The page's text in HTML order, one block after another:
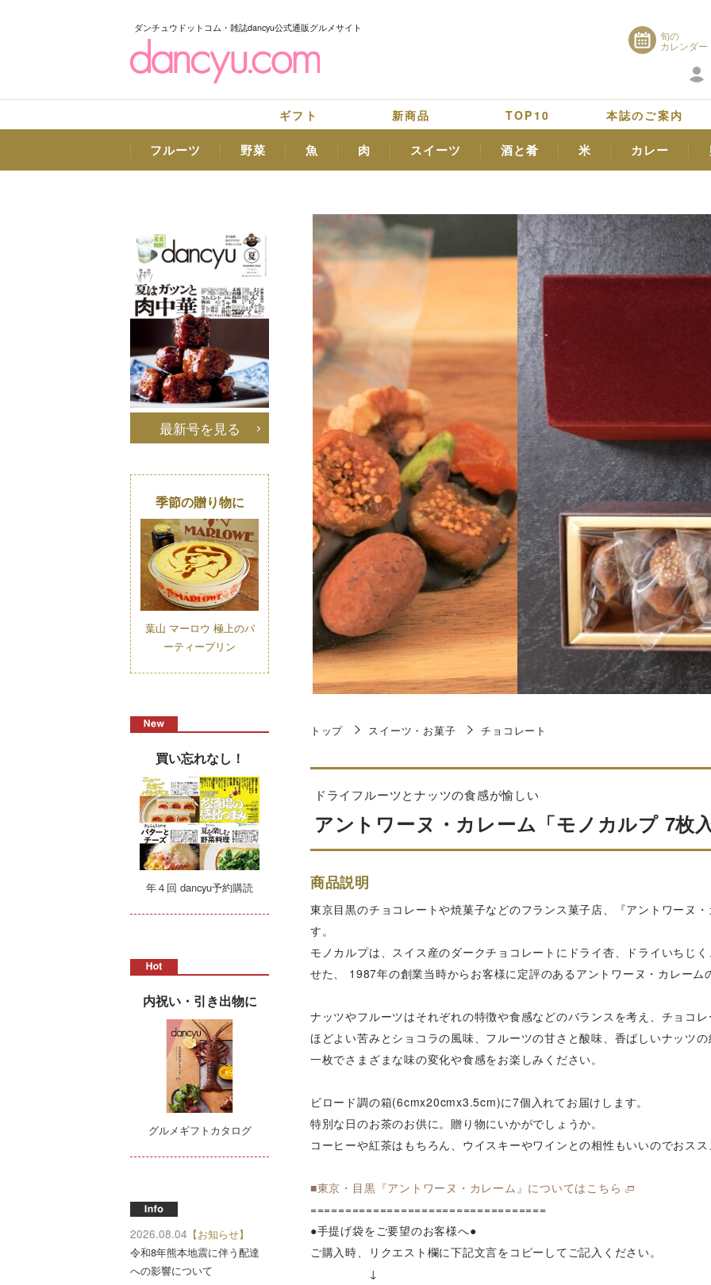
ダンチュウドットコム・雑誌dancyu公式通販グルメサイト
旬の
カレンダー
ギフト 新商品 TOP10 本誌のご案内
フルーツ 野菜 魚 肉 スイーツ 酒と肴 米 カレー
トップ スイーツ・お菓子 チョコレート
ドライフルーツとナッツの食感が愉しい
アントワーヌ・カレーム「モノカルプ 7枚
商品説明
東京目黒のチョコレートや焼菓子などのフランス菓子店、『アントワーヌ
す。
モノカルプは、スイス産のダークチョコレートにドライ杏、ドライいちじ
せた、 1987年の創業当時からお客様に定評のあるアントワーヌ・カレーム
ナッツやフルーツはそれぞれの特徴や食感などのバランスを考え、チョコ
ほどよい苦みとショコラの風味、フルーツの甘さと酸味、香ばしいナッツ
一枚でさまざまな味の変化や食感をお楽しみください。
ビロード調の箱(6cmx20cmx3.5cm)に7個入れてお届けします。
特別な日のお茶のお供に。贈り物にいかがでしょうか。
コーヒーや紅茶はもちろん、ウイスキーやワインとの相性もいいのでおス
■東京・目黒『アントワーヌ・カレーム』についてはこちら
==================================
●手提げ袋をご要望のお客様へ●
ご購入時、リクエスト欄に下記文言をコピーしてご記入ください。
↓
最新号を見る
季節の贈り物に
葉山 マーロウ 極上のパ
ーティープリン
買い忘れなし！
年４回 dancyu予約購読
内祝い・引き出物に
グルメギフトカタログ
2026.08.04 【お知らせ】
令和8年熊本地震に伴う配達
への影響について